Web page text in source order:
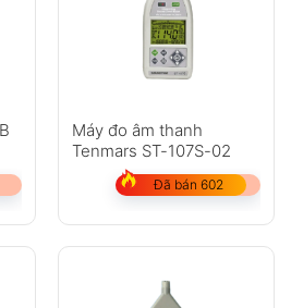
Máy đo âm thanh
Tenmars ST-107S-02
Đã bán 602